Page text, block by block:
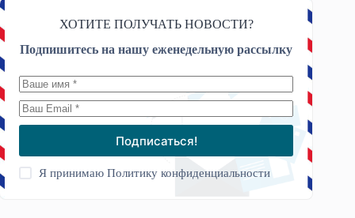
ХОТИТЕ ПОЛУЧАТЬ НОВОСТИ?
Подпишитесь на нашу еженедельную рассылку
Подписаться!
Я принимаюПолитику конфиденциальности